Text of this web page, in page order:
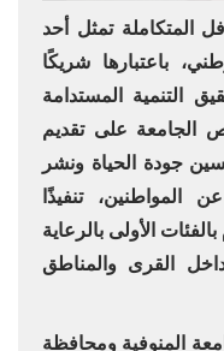
المتكاملة تمثل أحد
باعتبارها شريكًا
التنمية المستدامة
الجامعة على تقديم
جودة الحياة ونشر
المواطنين، تنفيذًا
الأولى بالرعاية
القرى والمناطق
المنوفية ومحافظة